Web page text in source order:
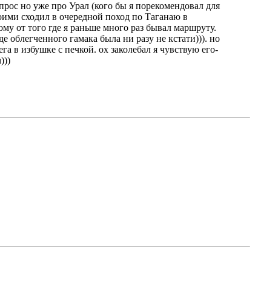
но уже про Урал (кого бы я порекомендовал для
сходил в очередной поход по Таганаю в
от того где я раньше много раз бывал маршруту.
облегченного гамака была ни разу не кстати))). но
в избушке с печкой. ох заколебал я чувствую его-